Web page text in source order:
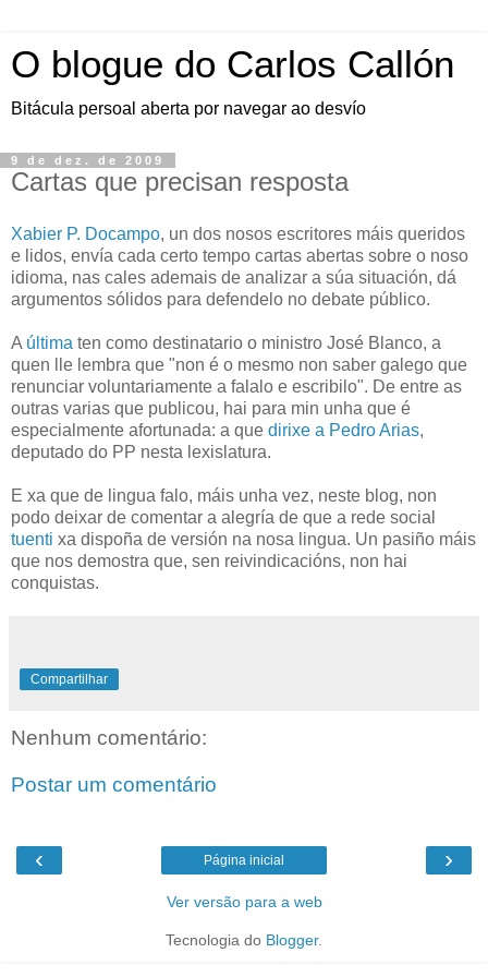
O blogue do Carlos Callón
Bitácula persoal aberta por navegar ao desvío
9 de dez. de 2009
Cartas que precisan resposta
Xabier P. Docampo, un dos nosos escritores máis queridos
e lidos, envía cada certo tempo cartas abertas sobre o noso
idioma, nas cales ademais de analizar a súa situación, dá
argumentos sólidos para defendelo no debate público.
A última ten como destinatario o ministro José Blanco, a
quen lle lembra que "non é o mesmo non saber galego que
renunciar voluntariamente a falalo e escribilo". De entre as
outras varias que publicou, hai para min unha que é
especialmente afortunada: a que dirixe a Pedro Arias,
deputado do PP nesta lexislatura.
E xa que de lingua falo, máis unha vez, neste blog, non
podo deixar de comentar a alegría de que a rede social
tuenti xa dispoña de versión na nosa lingua. Un pasiño máis
que nos demostra que, sen reivindicacións, non hai
conquistas.
Compartilhar
Nenhum comentário:
Postar um comentário
‹ ›
Página inicial
Ver versão para a web
Tecnologia do Blogger.